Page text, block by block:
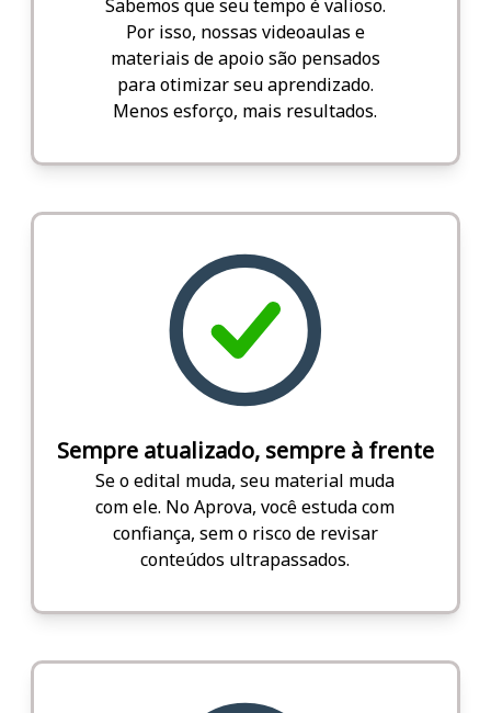
Sabemos que seu tempo é valioso.
Por isso, nossas videoaulas e
materiais de apoio são pensados
para otimizar seu aprendizado.
Menos esforço, mais resultados.
Sempre atualizado, sempre à frente
Se o edital muda, seu material muda
com ele. No Aprova, você estuda com
confiança, sem o risco de revisar
conteúdos ultrapassados.